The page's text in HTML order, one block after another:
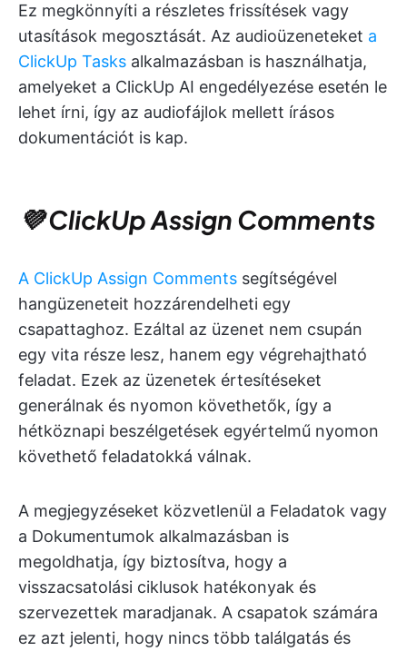
Ez megkönnyíti a részletes frissítések vagy
utasítások megosztását. Az audioüzeneteket a
ClickUp Tasks alkalmazásban is használhatja,
amelyeket a ClickUp AI engedélyezése esetén le
lehet írni, így az audiofájlok mellett írásos
dokumentációt is kap.
💜 ClickUp Assign Comments
A ClickUp Assign Comments segítségével
hangüzeneteit hozzárendelheti egy
csapattaghoz. Ezáltal az üzenet nem csupán
egy vita része lesz, hanem egy végrehajtható
feladat. Ezek az üzenetek értesítéseket
generálnak és nyomon követhetők, így a
hétköznapi beszélgetések egyértelmű nyomon
követhető feladatokká válnak.
A megjegyzéseket közvetlenül a Feladatok vagy
a Dokumentumok alkalmazásban is
megoldhatja, így biztosítva, hogy a
visszacsatolási ciklusok hatékonyak és
szervezettek maradjanak. A csapatok számára
ez azt jelenti, hogy nincs több találgatás és